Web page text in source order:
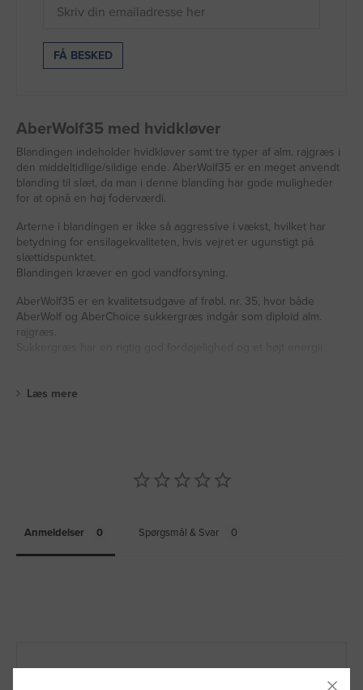
AberWolf35 med hvidkløver
Blandingen indeholder hvidkløver samt tre typer af alm. rajgræs i
den middeltidlige/sildige ende. AberWolf35 er en meget anvendt
blanding til slæt, da man i denne blanding har gode muligheder
for at opnå en høj foderværdi.
Arterne i blandingen er ikke så aggressive i vækst, hvilket har
betydning for ensilagekvaliteten, hvis vejret er ugunstigt på
slættidspunktet.
Blandingen kræver en god vandforsyning.
AberWolf35 er en kvalitetsudgave af frøbl. nr. 35, hvor både
AberWolf og AberChoice sukkergræs indgår som diploid alm.
rajgræs.
Læs mere
Anmeldelser Spørgsmål & Svar